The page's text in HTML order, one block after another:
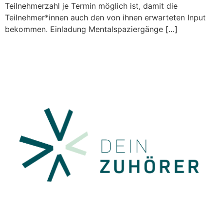
Teilnehmerzahl je Termin möglich ist, damit die
Teilnehmer*innen auch den von ihnen erwarteten Input
bekommen. Einladung Mentalspaziergänge […]